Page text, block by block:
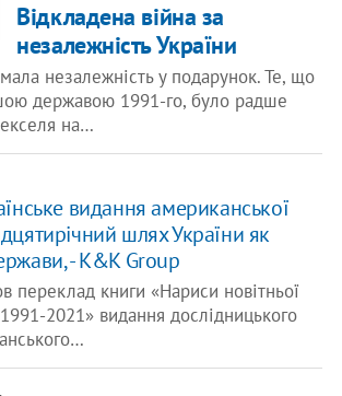
Відкладена війна за
незалежність України
незалежність у подарунок. Те, що
державою 1991-го, було радше
на…
видання американської
шлях України як
- K&K Group
переклад книги «Нариси новітньої
1991-2021» видання дослідницького